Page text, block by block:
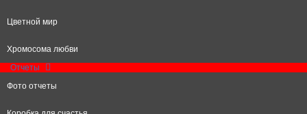
Цветной мир
Хромосома любви
Отчеты
Фото отчеты